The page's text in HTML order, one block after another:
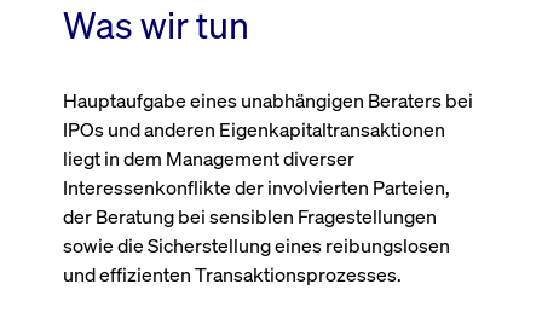
Was wir tun
Hauptaufgabe eines unabhängigen Beraters bei
IPOs und anderen Eigenkapitaltransaktionen
liegt in dem Management diverser
Interessenkonflikte der involvierten Parteien,
der Beratung bei sensiblen Fragestellungen
sowie die Sicherstellung eines reibungslosen
und effizienten Transaktionsprozesses.
ApplicationGatewayAffinityCORS
analytics.deutsche-
boerse.com
ApplicationGatewayAffinityCORS
www.cashmarket.deutsche-